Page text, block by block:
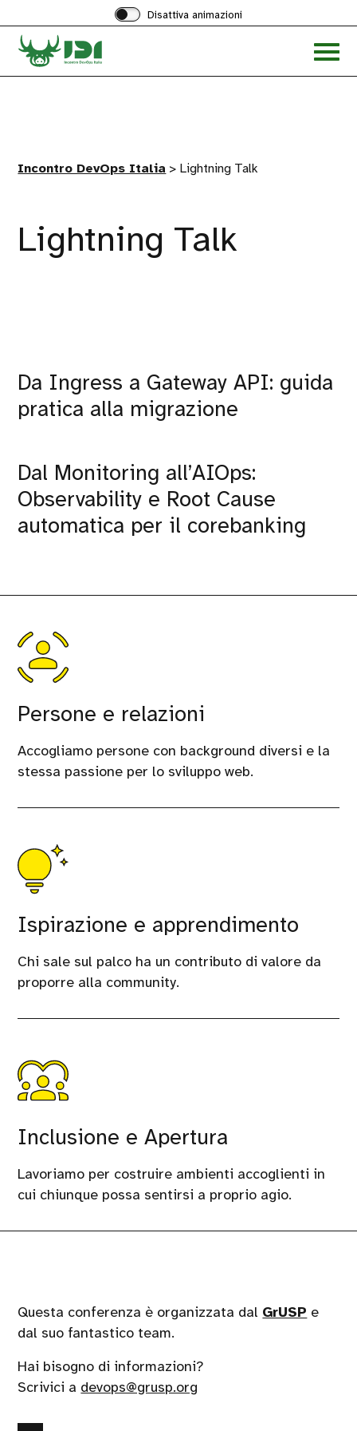
Disattiva animazioni
Accedi
menu
Incontro DevOps Italia > Lightning Talk
Lightning Talk
Da Ingress a Gateway API: guida
pratica alla migrazione
Dal Monitoring all’AIOps:
Observability e Root Cause
automatica per il corebanking
Persone e relazioni
Accogliamo persone con background diversi e la
stessa passione per lo sviluppo web.
Ispirazione e apprendimento
Chi sale sul palco ha un contributo di valore da
proporre alla community.
Inclusione e Apertura
Lavoriamo per costruire ambienti accoglienti in
cui chiunque possa sentirsi a proprio agio.
Questa conferenza è organizzata dal GrUSP e
dal suo fantastico team.
Hai bisogno di informazioni?
Scrivici a devops@grusp.org